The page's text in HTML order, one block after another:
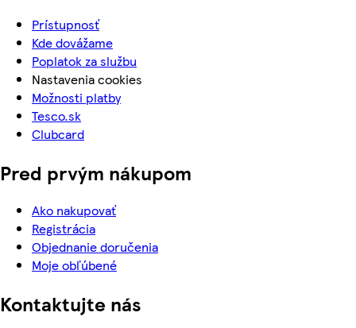
Prístupnosť
Kde dovážame
Poplatok za službu
Nastavenia cookies
Možnosti platby
Tesco.sk
Clubcard
Pred prvým nákupom
Ako nakupovať
Registrácia
Objednanie doručenia
Moje obľúbené
Kontaktujte nás